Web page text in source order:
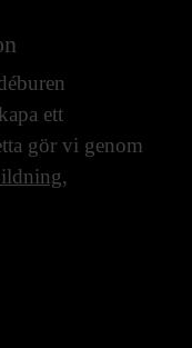
ett
gör vi genom
,